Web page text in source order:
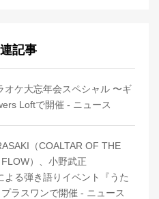
記事
オケ大忘年会スペシャル 〜ギ
Loftで開催 - ニュース
（COALTAR OF THE
）、小野武正
よる弾き語りイベント『うた
ラスワンで開催 - ニュース